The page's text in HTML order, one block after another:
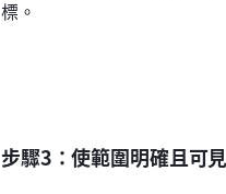
標。
步驟3：使範圍明確且可見